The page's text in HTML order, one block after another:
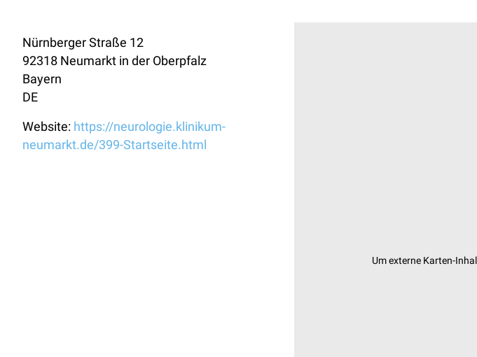
Um externe Karten-
Nürnberger Straße 12
92318 Neumarkt in der Oberpfalz
Bayern
DE
Website: https://neurologie.klinikum-
neumarkt.de/399-Startseite.html